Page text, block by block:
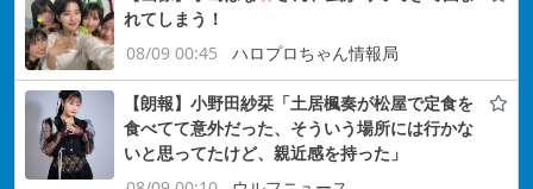
れてしまう！
08/09 00:45
ハロプロちゃん情報局
【朗報】小野田紗栞「土居楓奏が松屋で定食を
食べてて意外だった、そういう場所には行かな
いと思ってたけど、親近感を持った」